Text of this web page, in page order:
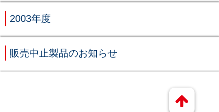
2003年度
販売中止製品のお知らせ